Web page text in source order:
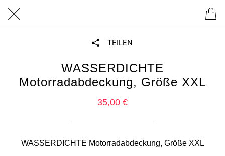
TEILEN
WASSERDICHTE
Motorradabdeckung, Größe XXL
35,00 €
WASSERDICHTE Motorradabdeckung, Größe XXL